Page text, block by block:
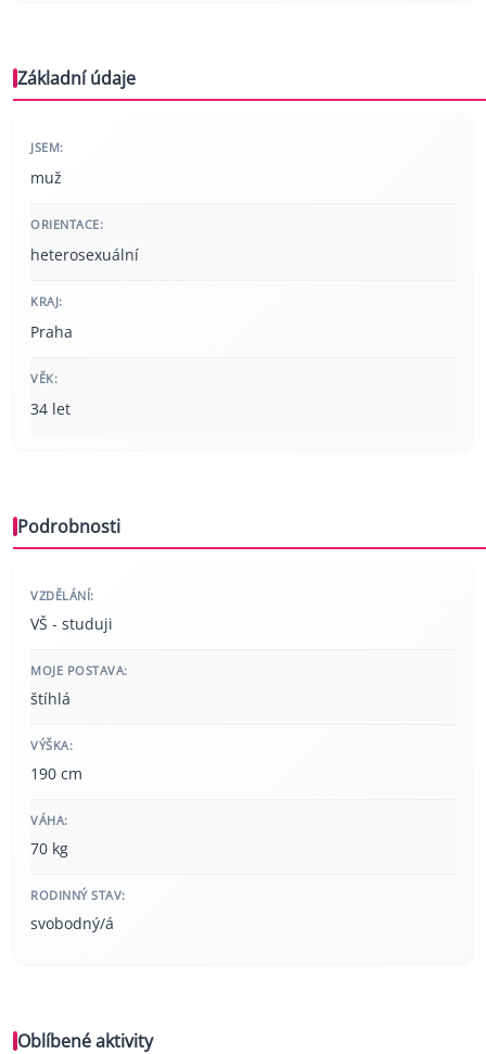
Základní údaje
JSEM:
muž
ORIENTACE:
heterosexuální
KRAJ:
Praha
VĚK:
34 let
Podrobnosti
VZDĚLÁNÍ:
VŠ - studuji
MOJE POSTAVA:
štíhlá
VÝŠKA:
190 cm
VÁHA:
70 kg
RODINNÝ STAV:
svobodný/á
Oblíbené aktivity